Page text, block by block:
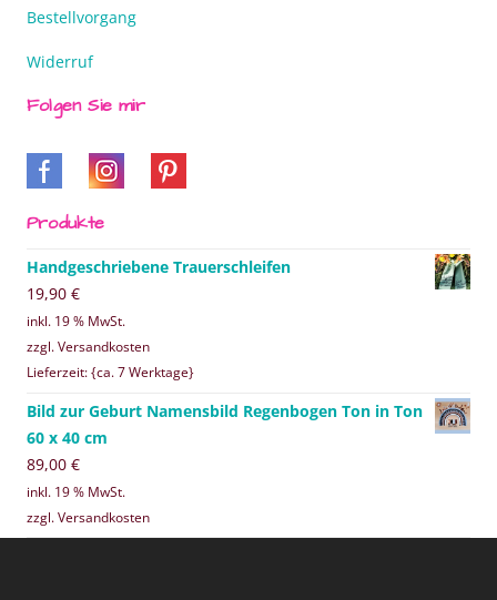
Bestellvorgang
Widerruf
Folgen Sie mir
Produkte
Handgeschriebene Trauerschleifen
19,90 €
inkl. 19 % MwSt.
zzgl. Versandkosten
Lieferzeit: {ca. 7 Werktage}
Bild zur Geburt Namensbild Regenbogen Ton in Ton
60 x 40 cm
89,00 €
inkl. 19 % MwSt.
zzgl. Versandkosten